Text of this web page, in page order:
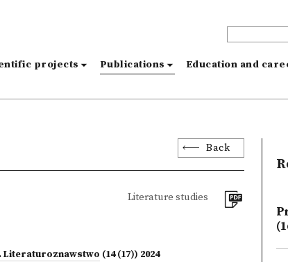
projects Publications Education and
Back
Literature studies
Literaturoznawstwo (14 (17)) 2024